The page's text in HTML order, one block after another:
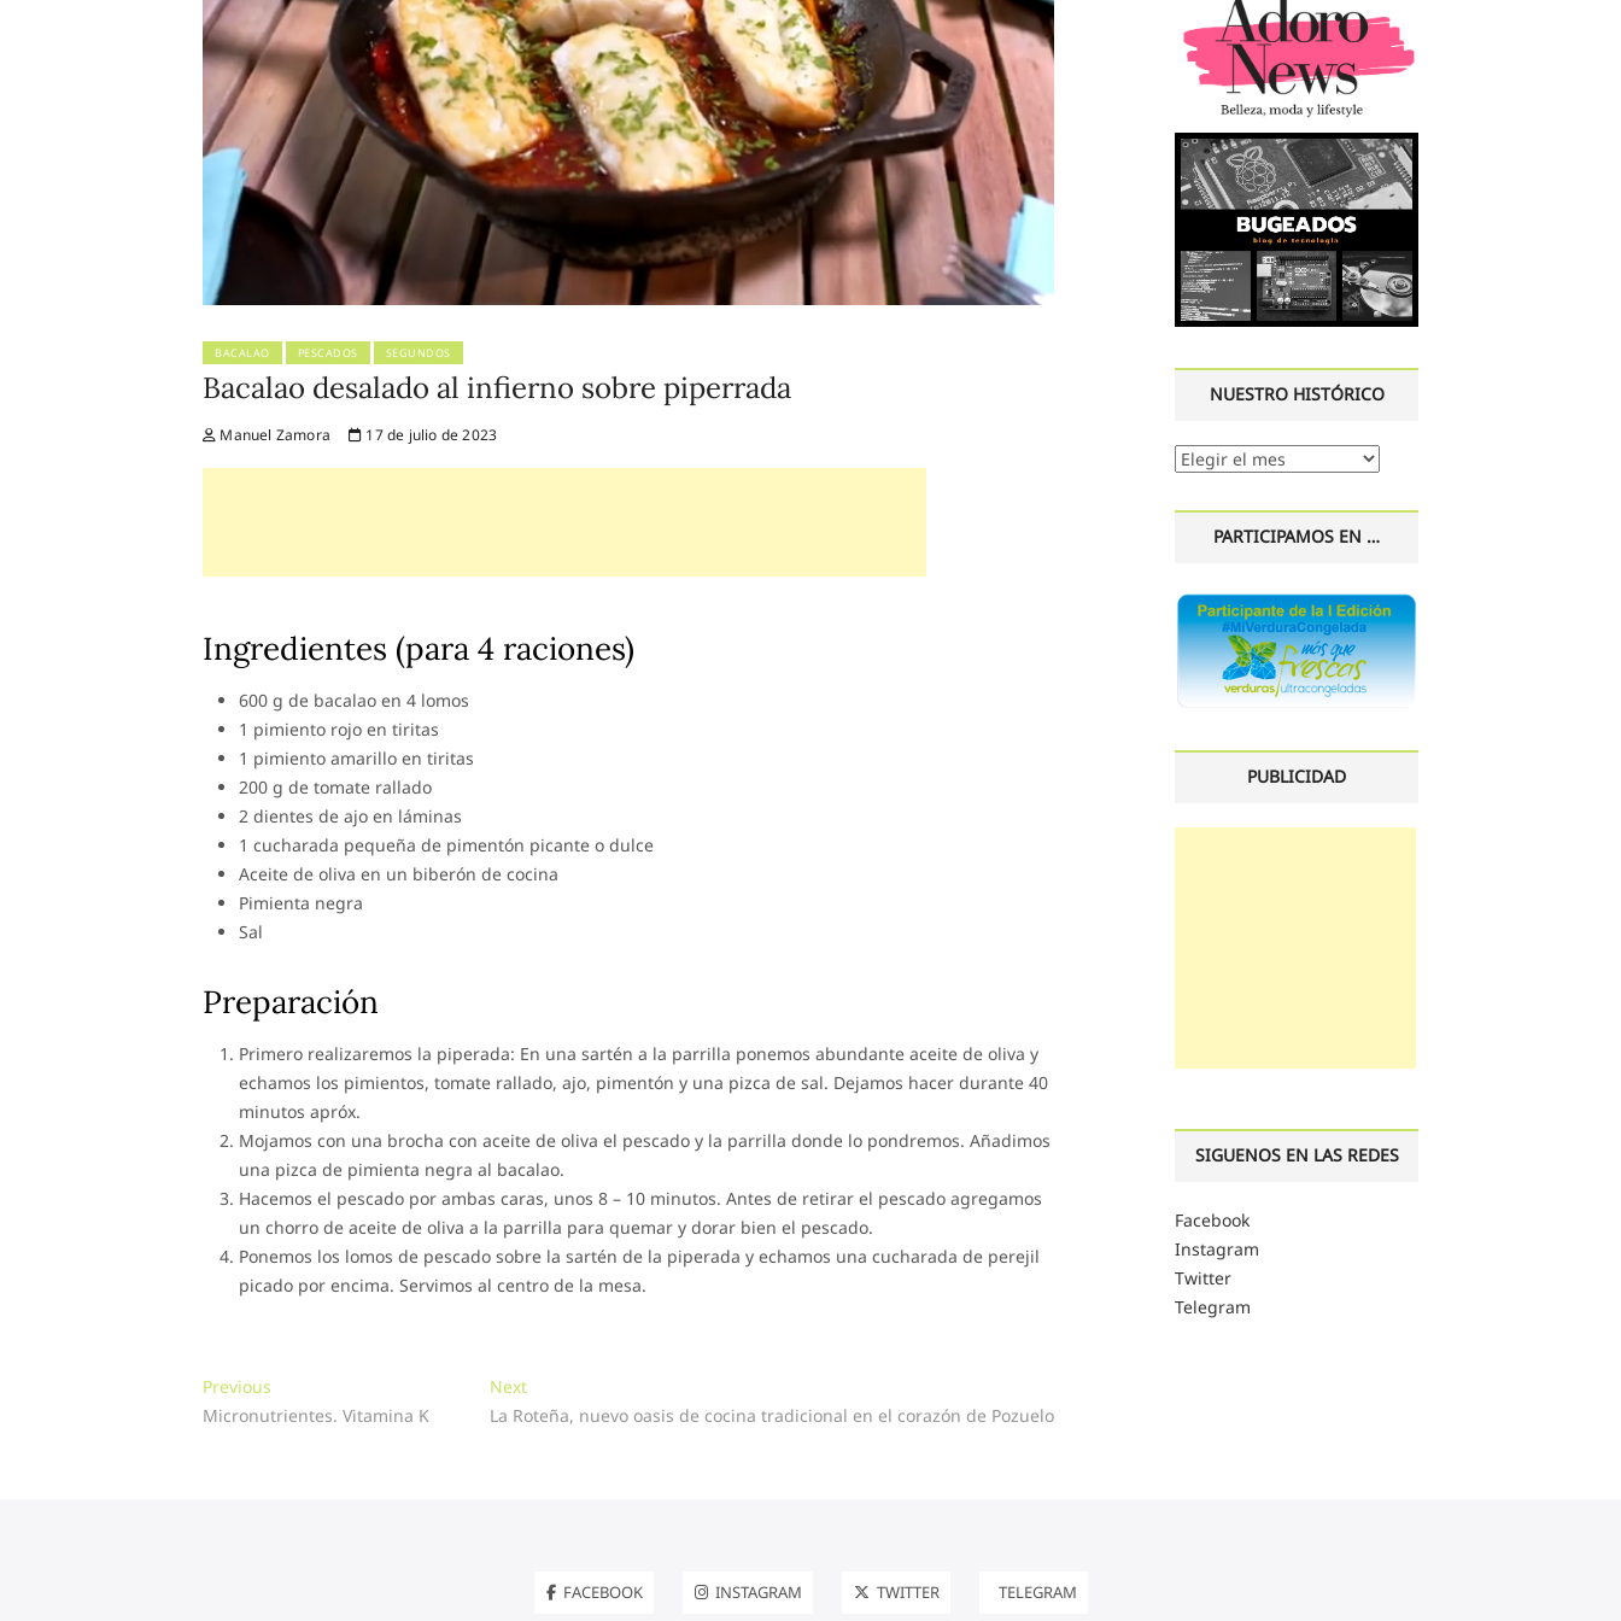
BACALAO PESCADOS SEGUNDOS
Bacalao desalado al infierno sobre piperrada
Manuel Zamora 17 de julio de 2023
Ingredientes (para 4 raciones)
600 g de bacalao en 4 lomos
1 pimiento rojo en tiritas
1 pimiento amarillo en tiritas
200 g de tomate rallado
2 dientes de ajo en láminas
1 cucharada pequeña de pimentón picante o dulce
Aceite de oliva en un biberón de cocina
Pimienta negra
Sal
Preparación
Primero realizaremos la piperada: En una sartén a la parrilla ponemos abundante aceite de oliva y
echamos los pimientos, tomate rallado, ajo, pimentón y una pizca de sal. Dejamos hacer durante 40
minutos apróx.
Mojamos con una brocha con aceite de oliva el pescado y la parrilla donde lo pondremos. Añadimos
una pizca de pimienta negra al bacalao.
Hacemos el pescado por ambas caras, unos 8 – 10 minutos. Antes de retirar el pescado agregamos
un chorro de aceite de oliva a la parrilla para quemar y dorar bien el pescado.
Ponemos los lomos de pescado sobre la sartén de la piperada y echamos una cucharada de perejil
picado por encima. Servimos al centro de la mesa.
Navegación
de
Previous
post:
Micronutrientes. Vitamina K
NextNext
post:
La Roteña, nuevo oasis de cocina tradicional en el corazón de Pozuelo
NUESTRO HISTÓRICO
Nuestro
PARTICIPAMOS EN …
PUBLICIDAD
SIGUENOS EN LAS REDES
Facebook
Instagram
Twitter
Telegram
FACEBOOK INSTAGRAM TWITTER TELEGRAM